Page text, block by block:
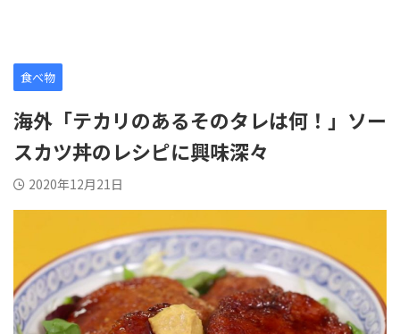
食べ物
海外「テカリのあるそのタレは何！」ソー
スカツ丼のレシピに興味深々
2020年12月21日